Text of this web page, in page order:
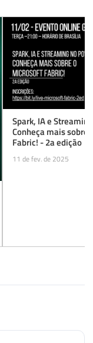
Spark, IA e
Conheça mais sobre
Fabric! - 2a edição
11 de fev. de 2025